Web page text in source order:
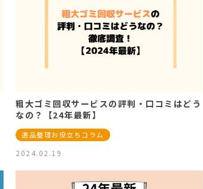
粗大ゴミ回収サービスの評判・口コミはどう
なの？【24年最新】
遺品整理お役立ちコラム
2024.02.19